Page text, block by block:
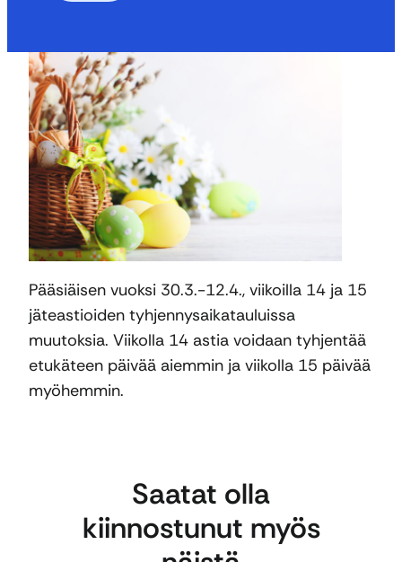
Pääsiäisen vuoksi 30.3.-12.4., viikoilla 14 ja 15
jäteastioiden tyhjennysaikatauluissa
muutoksia. Viikolla 14 astia voidaan tyhjentää
etukäteen päivää aiemmin ja viikolla 15 päivää
myöhemmin.
Saatat olla
kiinnostunut myös